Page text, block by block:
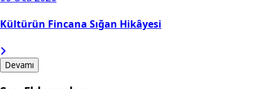
Kültürün Fincana Sığan Hikâyesi
Devamı